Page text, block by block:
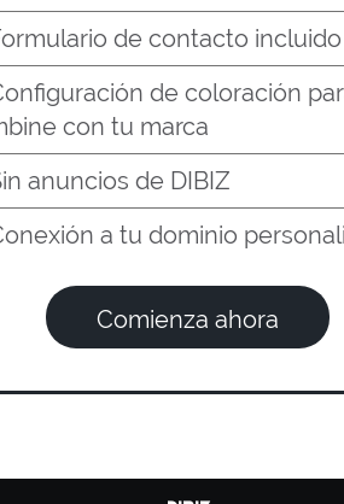
de contacto incluido
de coloración
con tu marca
anuncios de DIBIZ
a tu dominio
Comienza ahora